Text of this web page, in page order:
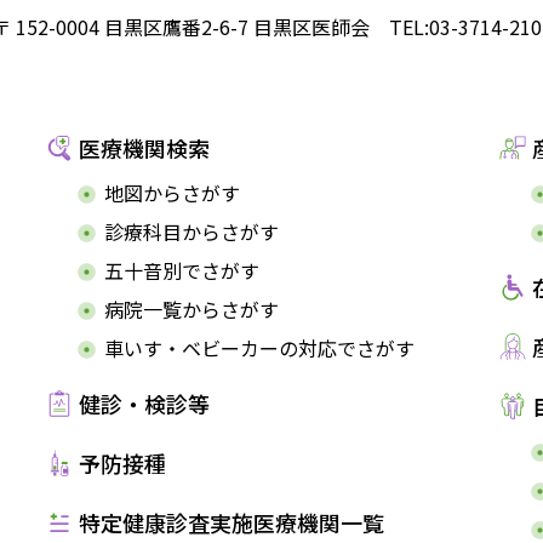
152-0004 目黒区鷹番2-6-7 目黒区医師会 TEL:03-3714-
医療機関検索
地図からさがす
診療科目からさがす
五十音別でさがす
病院一覧からさがす
車いす・ベビーカーの対応でさがす
健診・検診等
予防接種
特定健康診査実施医療機関一覧